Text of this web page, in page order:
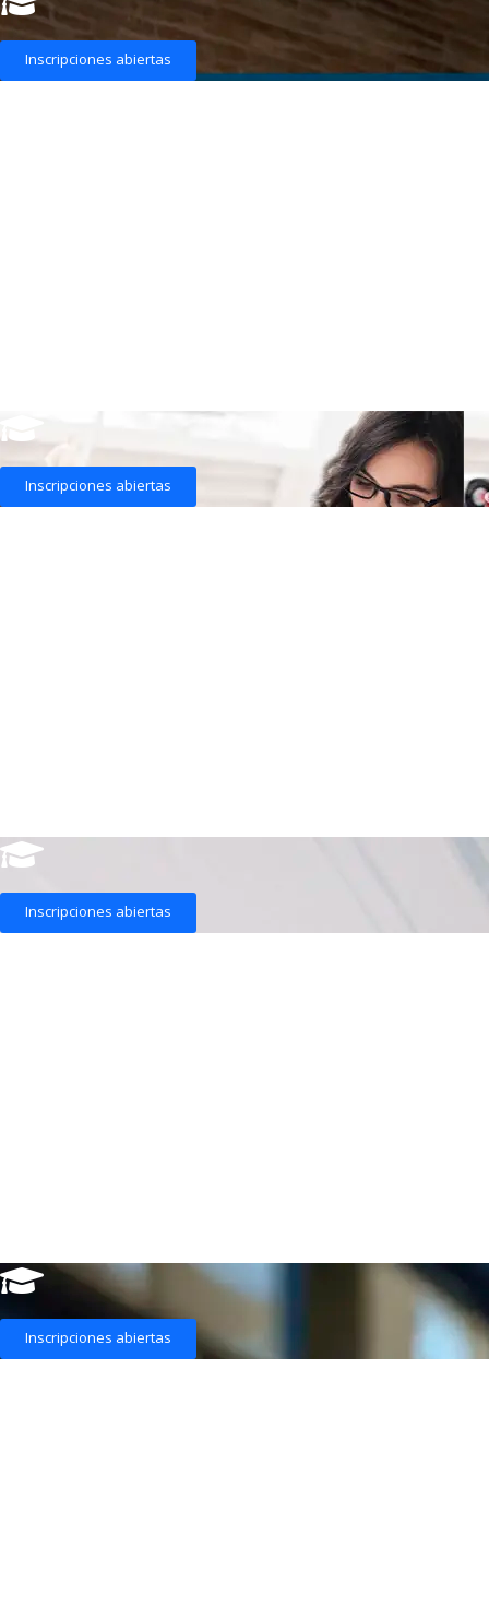
Inscripciones abiertas
Inscripciones abiertas
Inscripciones abiertas
Inscripciones abiertas